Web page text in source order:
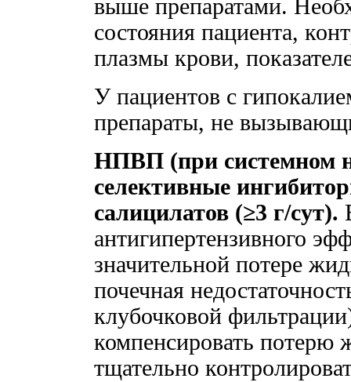
выше препаратами.
состояния пациента,
плазмы крови,
У пациентов с
препараты, не
НПВП (при системном
селективные
салицилатов (≥3 г/сут).
антигипертензивного
значительной потере
почечная
клубочковой
компенсировать потерю
тщательно